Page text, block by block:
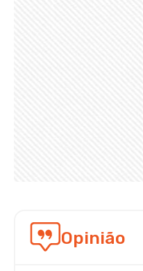
Opinião